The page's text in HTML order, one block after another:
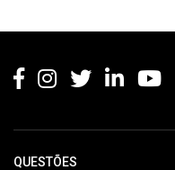
QUESTÕES